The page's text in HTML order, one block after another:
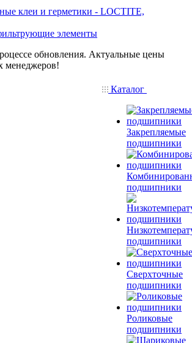
клеи и герметики - LOCTITE,
элементы
обновления. Актуальные цены
менеджеров!
Каталог
Закрепляемые
подшипники
подшипники
подшипники
Сверхточные
подшипники
Роликовые
подшипники